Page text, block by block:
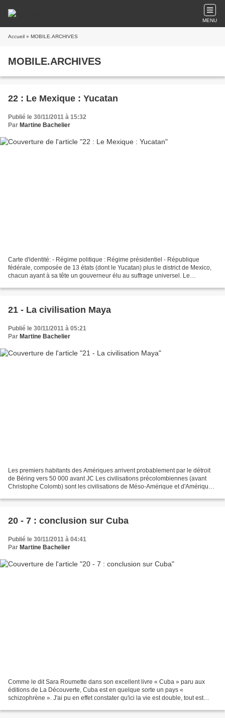
MENU
Accueil » MOBILE.ARCHIVES
MOBILE.ARCHIVES
22 : Le Mexique : Yucatan
Publié le 30/11/2011 à 15:32
Par Martine Bachelier
Carte d'identité: - Régime politique : Régime présidentiel - République
fédérale, composée de 13 états (dont le Yucatan) plus le district de Mexico,
chacun ayant à sa tête un gouverneur élu au suffrage universel. Le
21 - La civilisation Maya
Publié le 30/11/2011 à 05:21
Par Martine Bachelier
Les premiers habitants des Amériques arrivent probablement par le détroit
de Béring vers 50 000 avant JC Les civilisations précolombiennes (avant
Christophe Colomb) sont les civilisations de Méso-Amérique et d'Amérique
20 - 7 : conclusion sur Cuba
Publié le 30/11/2011 à 04:41
Par Martine Bachelier
Comme le dit Sara Roumette dans son excellent livre « Cuba » paru aux
éditions de La Découverte, Cuba est en quelque sorte un pays «
schizophrène ». J'ai pu en effet constater qu'ici la vie est double, tout est